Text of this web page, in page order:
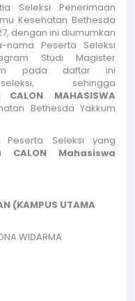
Seleksi Penerimaan
Kesehatan Bethesda
dengan ini diumumkan
Peserta Seleksi
Studi Magister
pada daftar ini
sehingga
CALON MAHASISWA
Bethesda Yakkum
Seleksi yang
CALON Mahasiswa
(KAMPUS UTAMA
WIDARMA